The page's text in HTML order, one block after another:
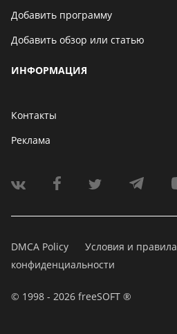
Добавить программу
Добавить обзор или статью
ИНФОРМАЦИЯ
Контакты
Реклама
DMCA Policy Условия и правила
конфиденциальности
© 1998 - 2026 freeSOFT ®